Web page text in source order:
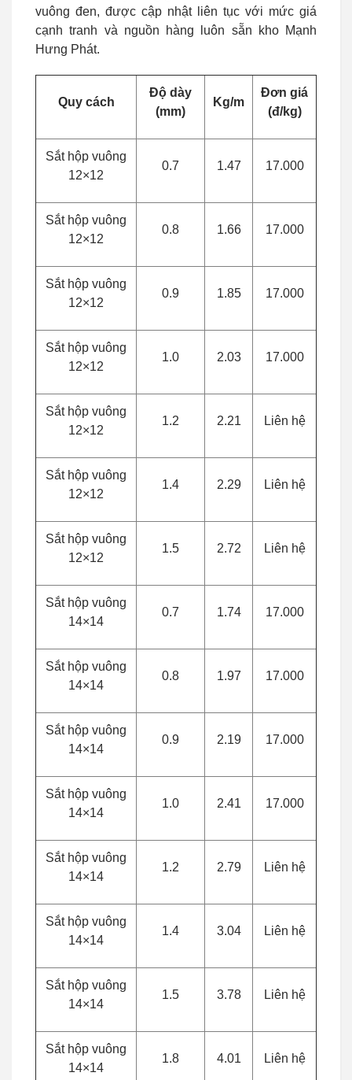
vuông đen, được cập nhật liên tục với mức giá
cạnh tranh và nguồn hàng luôn sẵn kho Mạnh
Hưng Phát.
Quy cách
Độ dày
(mm)
Kg/m
Đơn giá
(đ/kg)
Sắt hộp vuông
12×12
0.7 1.47 17.000
Sắt hộp vuông
12×12
0.8 1.66 17.000
Sắt hộp vuông
12×12
0.9 1.85 17.000
Sắt hộp vuông
12×12
1.0 2.03 17.000
Sắt hộp vuông
12×12
1.2 2.21 Liên hệ
Sắt hộp vuông
12×12
1.4 2.29 Liên hệ
Sắt hộp vuông
12×12
1.5 2.72 Liên hệ
Sắt hộp vuông
14×14
0.7 1.74 17.000
Sắt hộp vuông
14×14
0.8 1.97 17.000
Sắt hộp vuông
14×14
0.9 2.19 17.000
Sắt hộp vuông
14×14
1.0 2.41 17.000
Sắt hộp vuông
14×14
1.2 2.79 Liên hệ
Sắt hộp vuông
14×14
1.4 3.04 Liên hệ
Sắt hộp vuông
14×14
1.5 3.78 Liên hệ
Sắt hộp vuông
14×14
1.8 4.01 Liên hệ